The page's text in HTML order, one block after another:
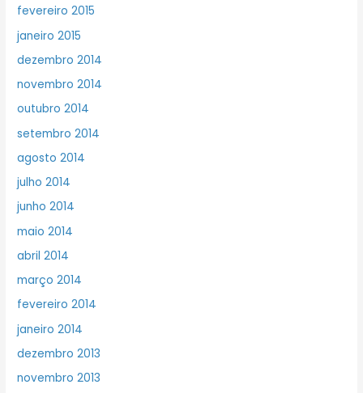
fevereiro 2015
janeiro 2015
dezembro 2014
novembro 2014
outubro 2014
setembro 2014
agosto 2014
julho 2014
junho 2014
maio 2014
abril 2014
março 2014
fevereiro 2014
janeiro 2014
dezembro 2013
novembro 2013